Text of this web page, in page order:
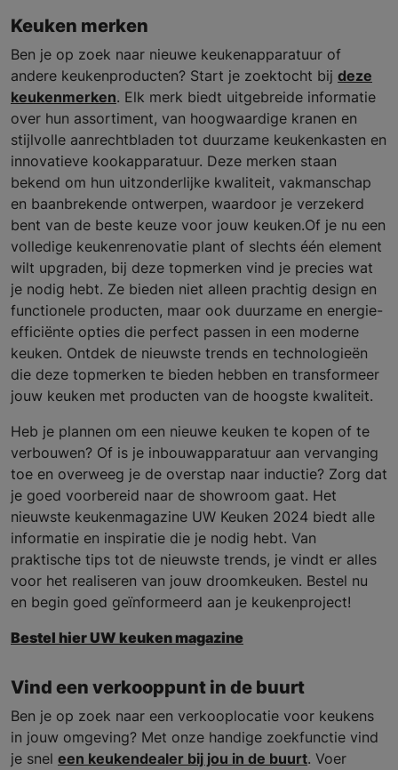
Keuken merken
Ben je op zoek naar nieuwe keukenapparatuur of
andere keukenproducten? Start je zoektocht bij deze
keukenmerken. Elk merk biedt uitgebreide informatie
over hun assortiment, van hoogwaardige kranen en
stijlvolle aanrechtbladen tot duurzame keukenkasten en
innovatieve kookapparatuur. Deze merken staan
bekend om hun uitzonderlijke kwaliteit, vakmanschap
en baanbrekende ontwerpen, waardoor je verzekerd
bent van de beste keuze voor jouw keuken.Of je nu een
volledige keukenrenovatie plant of slechts één element
wilt upgraden, bij deze topmerken vind je precies wat
je nodig hebt. Ze bieden niet alleen prachtig design en
functionele producten, maar ook duurzame en energie-
efficiënte opties die perfect passen in een moderne
keuken. Ontdek de nieuwste trends en technologieën
die deze topmerken te bieden hebben en transformeer
jouw keuken met producten van de hoogste kwaliteit.
Heb je plannen om een nieuwe keuken te kopen of te
verbouwen? Of is je inbouwapparatuur aan vervanging
toe en overweeg je de overstap naar inductie? Zorg dat
je goed voorbereid naar de showroom gaat. Het
nieuwste keukenmagazine UW Keuken 2024 biedt alle
informatie en inspiratie die je nodig hebt. Van
praktische tips tot de nieuwste trends, je vindt er alles
voor het realiseren van jouw droomkeuken. Bestel nu
en begin goed geïnformeerd aan je keukenproject!
Bestel hier UW keuken magazine
Vind een verkooppunt in de buurt
Ben je op zoek naar een verkooplocatie voor keukens
in jouw omgeving? Met onze handige zoekfunctie vind
je snel een keukendealer bij jou in de buurt. Voer